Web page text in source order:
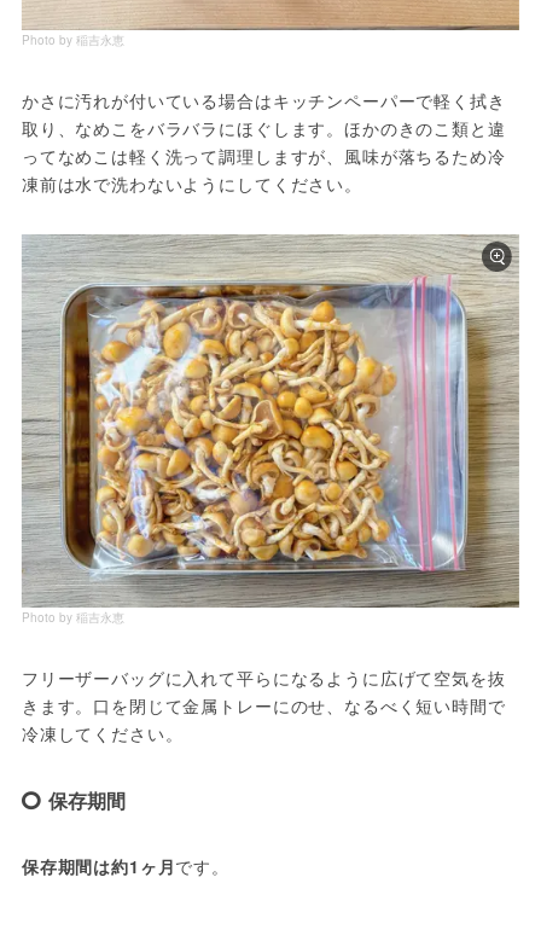
Photo by 稲吉永恵
かさに汚れが付いている場合はキッチンペーパーで軽く拭き
取り、なめこをバラバラにほぐします。ほかのきのこ類と違
ってなめこは軽く洗って調理しますが、風味が落ちるため冷
凍前は水で洗わないようにしてください。
Photo by 稲吉永恵
フリーザーバッグに入れて平らになるように広げて空気を抜
きます。口を閉じて金属トレーにのせ、なるべく短い時間で
冷凍してください。
保存期間
保存期間は約1ヶ月です。